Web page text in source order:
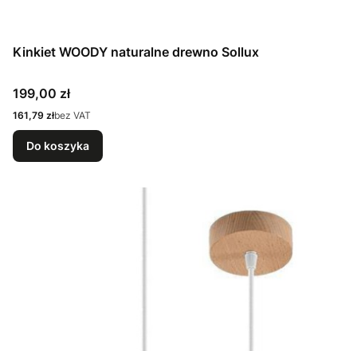
Kinkiet WOODY naturalne drewno Sollux
Cena
199,00 zł
Cena
161,79 złbez VAT
Do koszyka